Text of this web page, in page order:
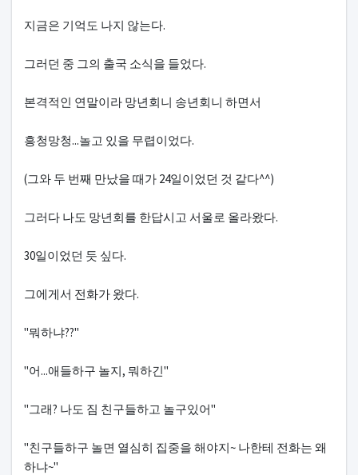
지금은 기억도 나지 않는다.
그러던 중 그의 출국 소식을 들었다.
본격적인 연말이라 망년회니 송년회니 하면서
흥청망청...놀고 있을 무렵이었다.
(그와 두 번째 만났을 때가 24일이었던 것 같다^^)
그러다 나도 망년회를 한답시고 서울로 올라왔다.
30일이었던 듯 싶다.
그에게서 전화가 왔다.
"뭐하냐??"
"어...애들하구 놀지, 뭐하긴"
"그래? 나도 짐 친구들하고 놀구있어"
"친구들하구 놀면 열심히 집중을 해야지~ 나한테 전화는 왜
하냐~"